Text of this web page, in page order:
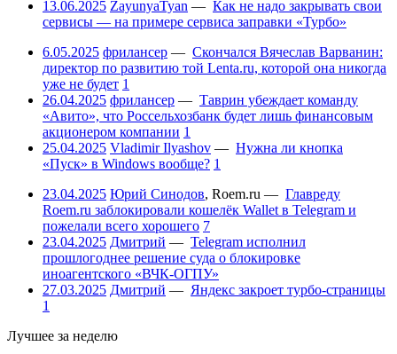
13.06.2025 ZayunyaTyan — Как не надо закрывать свои
сервисы — на примере сервиса заправки «Турбо»
6.05.2025 фрилансер — Скончался Вячеслав Варванин:
директор по развитию той Lenta.ru, которой она никогда
уже не будет 1
26.04.2025 фрилансер — Таврин убеждает команду
«Авито», что Россельхозбанк будет лишь финансовым
акционером компании 1
25.04.2025 Vladimir Ilyashov — Нужна ли кнопка
«Пуск» в Windows вообще? 1
23.04.2025 Юрий Синодов, Roem.ru — Главреду
Roem.ru заблокировали кошелёк Wallet в Telegram и
пожелали всего хорошего 7
23.04.2025 Дмитрий — Telegram исполнил
прошлогоднее решение суда о блокировке
иноагентского «ВЧК-ОГПУ»
27.03.2025 Дмитрий — Яндекс закроет турбо-страницы
1
Лучшее за неделю